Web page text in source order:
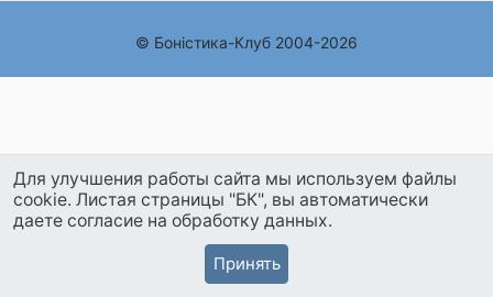
© Боністика-Клуб 2004-2026
Для улучшения работы сайта мы используем файлы
cookie. Листая страницы "БК", вы автоматически
даете согласие на обработку данных.
Принять